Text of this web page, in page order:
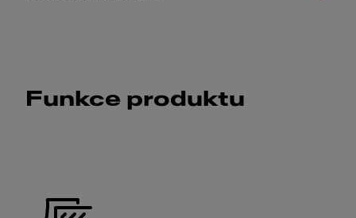
Funkce produktu